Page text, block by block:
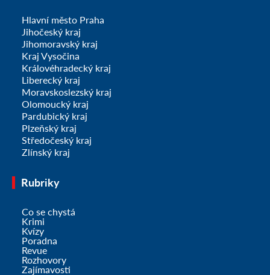
Hlavní město Praha
Jihočeský kraj
Jihomoravský kraj
Kraj Vysočina
Královéhradecký kraj
Liberecký kraj
Moravskoslezský kraj
Olomoucký kraj
Pardubický kraj
Plzeňský kraj
Středočeský kraj
Zlínský kraj
Rubriky
Co se chystá
Krimi
Kvízy
Poradna
Revue
Rozhovory
Zajímavosti